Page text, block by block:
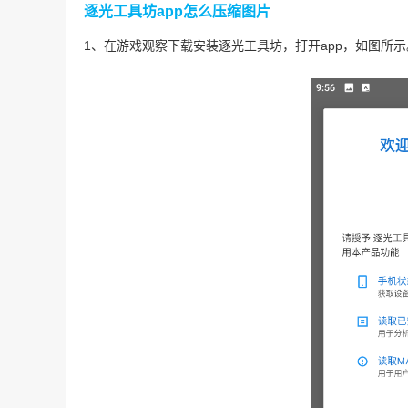
逐光工具坊app怎么压缩图片
1、在游戏观察下载安装逐光工具坊，打开app，如图所